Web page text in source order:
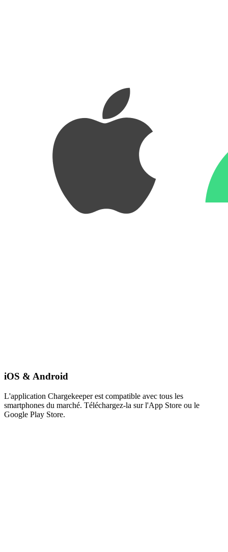
iOS & Android
L'application Chargekeeper est compatible avec tous les
smartphones du marché. Téléchargez-la sur l'App Store ou le
Google Play Store.